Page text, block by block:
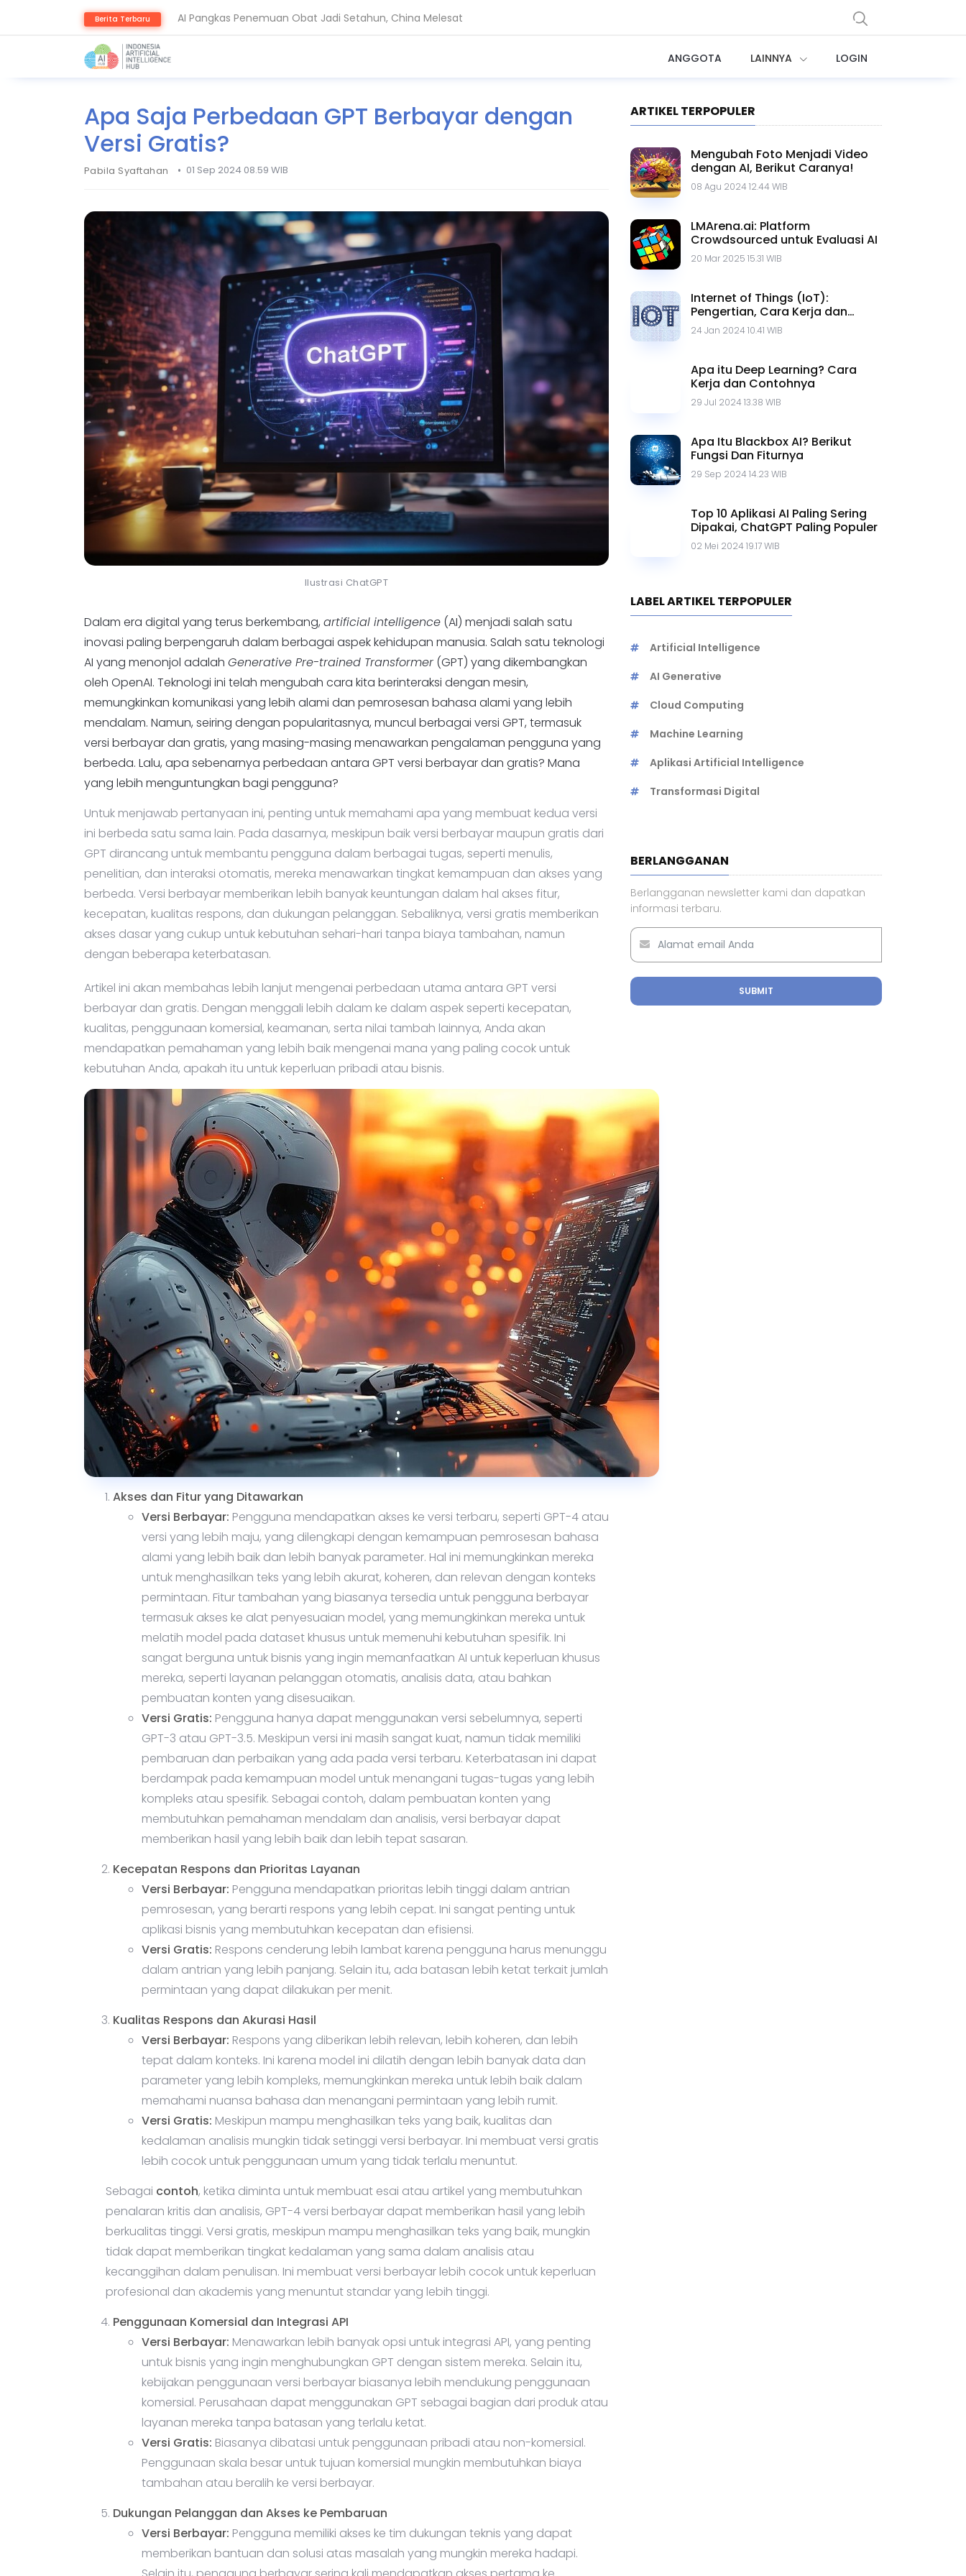
Berita Terbaru AI Pangkas Penemuan Obat Jadi Setahun, China Melesat
ANGGOTA LAINNYA LOGIN
Apa Saja Perbedaan GPT Berbayar dengan
Versi Gratis?
Pabila Syaftahan 01 Sep 2024 08.59 WIB
Dalam era digital yang terus berkembang,artificial intelligence(AI) menjadi salah satu
inovasi paling berpengaruh dalam berbagai aspek kehidupan manusia. Salah satu teknologi
AI yang menonjol adalah Generative Pre-trained Transformer(GPT) yang dikembangkan
oleh OpenAI. Teknologi ini telah mengubah cara kita berinteraksi dengan mesin,
memungkinkan komunikasi yang lebih alami dan pemrosesan bahasa alami yang lebih
mendalam. Namun, seiring dengan popularitasnya, muncul berbagai versi GPT, termasuk
versi berbayar dan gratis, yang masing-masing menawarkan pengalaman pengguna yang
berbeda. Lalu, apa sebenarnya perbedaan antara GPT versi berbayar dan gratis? Mana
Untuk menjawab pertanyaan ini, penting untuk memahami apa yang membuat kedua versi
ini berbeda satu sama lain. Pada dasarnya, meskipun baik versi berbayar maupun gratis dari
GPT dirancang untuk membantu pengguna dalam berbagai tugas, seperti menulis,
penelitian, dan interaksi otomatis, mereka menawarkan tingkat kemampuan dan akses yang
berbeda. Versi berbayar memberikan lebih banyak keuntungan dalam hal akses fitur,
kecepatan, kualitas respons, dan dukungan pelanggan. Sebaliknya, versi gratis memberikan
akses dasar yang cukup untuk kebutuhan sehari-hari tanpa biaya tambahan, namun
Artikel ini akan membahas lebih lanjut mengenai perbedaan utama antara GPT versi
berbayar dan gratis. Dengan menggali lebih dalam ke dalam aspek seperti kecepatan,
kualitas, penggunaan komersial, keamanan, serta nilai tambah lainnya, Anda akan
mendapatkan pemahaman yang lebih baik mengenai mana yang paling cocok untuk
Akses dan Fitur yang Ditawarkan
Versi Berbayar:Pengguna mendapatkan akses ke versi terbaru, seperti GPT-4 atau
versi yang lebih maju, yang dilengkapi dengan kemampuan pemrosesan bahasa
alami yang lebih baik dan lebih banyak parameter. Hal ini memungkinkan mereka
untuk menghasilkan teks yang lebih akurat, koheren, dan relevan dengan konteks
permintaan. Fitur tambahan yang biasanya tersedia untuk pengguna berbayar
termasuk akses ke alat penyesuaian model, yang memungkinkan mereka untuk
melatih model pada dataset khusus untuk memenuhi kebutuhan spesifik. Ini
sangat berguna untuk bisnis yang ingin memanfaatkan AI untuk keperluan khusus
mereka, seperti layanan pelanggan otomatis, analisis data, atau bahkan
pembuatan konten yang disesuaikan.
Versi Gratis: Pengguna hanya dapat menggunakan versi sebelumnya, seperti
GPT-3 atau GPT-3.5. Meskipun versi ini masih sangat kuat, namun tidak memiliki
pembaruan dan perbaikan yang ada pada versi terbaru. Keterbatasan ini dapat
berdampak pada kemampuan model untuk menangani tugas-tugas yang lebih
kompleks atau spesifik. Sebagai contoh, dalam pembuatan konten yang
membutuhkan pemahaman mendalam dan analisis, versi berbayar dapat
memberikan hasil yang lebih baik dan lebih tepat sasaran.
Kecepatan Respons dan Prioritas Layanan
Versi Berbayar:Pengguna mendapatkan prioritas lebih tinggi dalam antrian
pemrosesan, yang berarti respons yang lebih cepat. Ini sangat penting untuk
aplikasi bisnis yang membutuhkan kecepatan dan efisiensi.
Versi Gratis:Respons cenderung lebih lambat karena pengguna harus menunggu
dalam antrian yang lebih panjang. Selain itu, ada batasan lebih ketat terkait jumlah
permintaan yang dapat dilakukan per menit.
Kualitas Respons dan Akurasi Hasil
Versi Berbayar:Respons yang diberikan lebih relevan, lebih koheren, dan lebih
tepat dalam konteks. Ini karena model ini dilatih dengan lebih banyak data dan
parameter yang lebih kompleks, memungkinkan mereka untuk lebih baik dalam
memahami nuansa bahasa dan menangani permintaan yang lebih rumit.
Versi Gratis:Meskipun mampu menghasilkan teks yang baik, kualitas dan
kedalaman analisis mungkin tidak setinggi versi berbayar. Ini membuat versi gratis
lebih cocok untuk penggunaan umum yang tidak terlalu menuntut.
, ketika diminta untuk membuat esai atau artikel yang membutuhkan
penalaran kritis dan analisis, GPT-4 versi berbayar dapat memberikan hasil yang lebih
berkualitas tinggi. Versi gratis, meskipun mampu menghasilkan teks yang baik, mungkin
tidak dapat memberikan tingkat kedalaman yang sama dalam analisis atau
kecanggihan dalam penulisan. Ini membuat versi berbayar lebih cocok untuk keperluan
profesional dan akademis yang menuntut standar yang lebih tinggi.
Penggunaan Komersial dan Integrasi API
Versi Berbayar:Menawarkan lebih banyak opsi untuk integrasi API, yang penting
untuk bisnis yang ingin menghubungkan GPT dengan sistem mereka. Selain itu,
kebijakan penggunaan versi berbayar biasanya lebih mendukung penggunaan
komersial. Perusahaan dapat menggunakan GPT sebagai bagian dari produk atau
layanan mereka tanpa batasan yang terlalu ketat.
Versi Gratis:Biasanya dibatasi untuk penggunaan pribadi atau non-komersial.
Penggunaan skala besar untuk tujuan komersial mungkin membutuhkan biaya
tambahan atau beralih ke versi berbayar.
Dukungan Pelanggan dan Akses ke Pembaruan
Versi Berbayar:Pengguna memiliki akses ke tim dukungan teknis yang dapat
memberikan bantuan dan solusi atas masalah yang mungkin mereka hadapi.
Selain itu, pengguna berbayar sering kali mendapatkan akses pertama ke
ARTIKEL TERPOPULER
Mengubah Foto Menjadi Video
08 Agu 2024 12.44 WIB
LMArena.ai: Platform
20 Mar 2025 15.31 WIB
Internet of Things (IoT):
Contohnya
24 Jan 2024 10.41 WIB
Apa itu Deep Learning? Cara
Fungsi Dan Fiturnya
29 Sep 2024 14.23 WIB
Top 10 Aplikasi AI Paling Sering
Dipakai, ChatGPT Paling Populer
02 Mei 2024 19.17 WIB
LABEL ARTIKEL TERPOPULER
AI Generative
Cloud Computing
Machine Learning
Aplikasi Artificial Intelligence
Transformasi Digital
informasi terbaru.